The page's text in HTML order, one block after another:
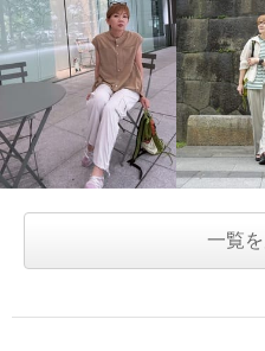
一覧